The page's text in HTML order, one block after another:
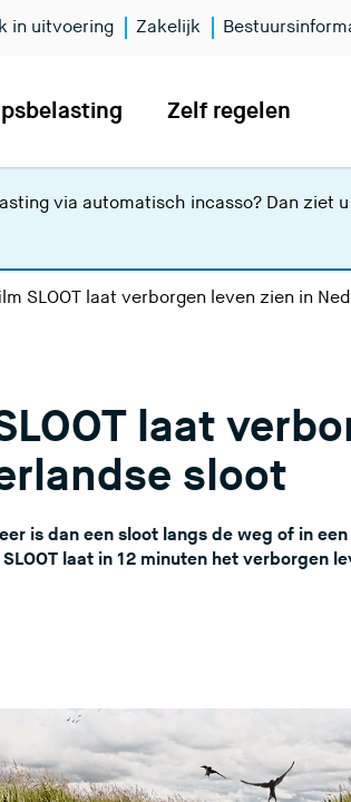
Zelf regelen
in uitvoering Zakelijk
via automatisch incasso? Dan ziet
SLOOT laat verborgen leven zien in
laat
sloot
is dan een sloot langs de weg of in
laat in 12 minuten het verborgen